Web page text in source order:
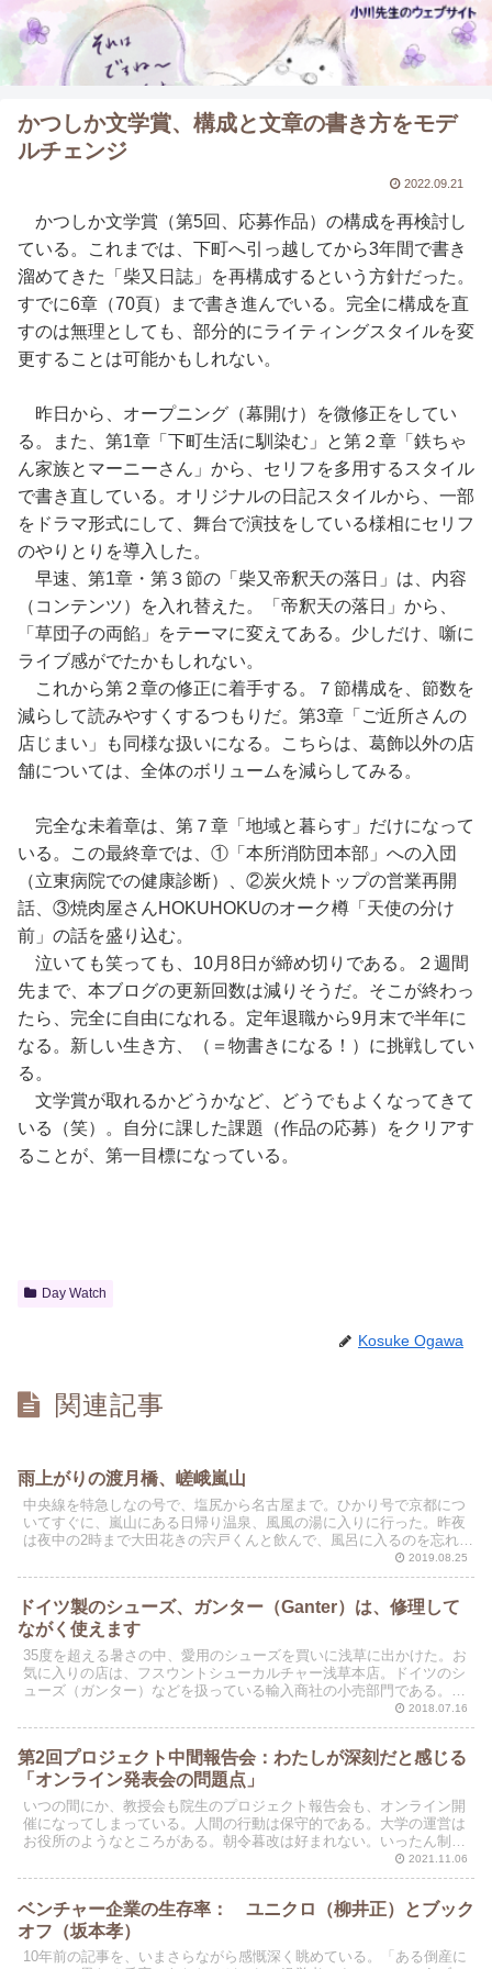
かつしか文学賞、構成と文章の書き方をモデ
ルチェンジ
2022.09.21
かつしか文学賞（第5回、応募作品）の構成を再検討し
ている。これまでは、下町へ引っ越してから3年間で書き
溜めてきた「柴又日誌」を再構成するという方針だった。
すでに6章（70頁）まで書き進んでいる。完全に構成を直
すのは無理としても、部分的にライティングスタイルを変
更することは可能かもしれない。
昨日から、オープニング（幕開け）を微修正をしてい
る。また、第1章「下町生活に馴染む」と第２章「鉄ちゃ
ん家族とマーニーさん」から、セリフを多用するスタイル
で書き直している。オリジナルの日記スタイルから、一部
をドラマ形式にして、舞台で演技をしている様相にセリフ
のやりとりを導入した。
早速、第1章・第３節の「柴又帝釈天の落日」は、内容
（コンテンツ）を入れ替えた。「帝釈天の落日」から、
「草団子の両餡」をテーマに変えてある。少しだけ、噺に
ライブ感がでたかもしれない。
これから第２章の修正に着手する。７節構成を、節数を
減らして読みやすくするつもりだ。第3章「ご近所さんの
店じまい」も同様な扱いになる。こちらは、葛飾以外の店
舗については、全体のボリュームを減らしてみる。
完全な未着章は、第７章「地域と暮らす」だけになって
いる。この最終章では、①「本所消防団本部」への入団
（立東病院での健康診断）、②炭火焼トップの営業再開
話、③焼肉屋さんHOKUHOKUのオーク樽「天使の分け
前」の話を盛り込む。
泣いても笑っても、10月8日が締め切りである。２週間
先まで、本ブログの更新回数は減りそうだ。そこが終わっ
たら、完全に自由になれる。定年退職から9月末で半年に
なる。新しい生き方、（＝物書きになる！）に挑戦してい
る。
文学賞が取れるかどうかなど、どうでもよくなってきて
いる（笑）。自分に課した課題（作品の応募）をクリアす
ることが、第一目標になっている。
Day Watch
Kosuke Ogawa
関連記事
雨上がりの渡月橋、嵯峨嵐山
中央線を特急しなの号で、塩尻から名古屋まで。ひかり号で京都につ
いてすぐに、嵐山にある日帰り温泉、風風の湯に入りに行った。昨夜
は夜中の2時まで大田花きの宍戸くんと飲んで、風呂に入るのを忘れて
2019.08.25
ドイツ製のシューズ、ガンター（Ganter）は、修理して
ながく使えます
35度を超える暑さの中、愛用のシューズを買いに浅草に出かけた。お
気に入りの店は、フスウントシューカルチャー浅草本店。ドイツのシ
ューズ（ガンター）などを扱っている輸入商社の小売部門である。こ
の店は、都営浅草線・浅草駅A2出口を出て、蔵前駅の方...
2018.07.16
第2回プロジェクト中間報告会：わたしが深刻だと感じる
「オンライン発表会の問題点」
いつの間にか、教授会も院生のプロジェクト報告会も、オンライン開
催になってしまっている。人間の行動は保守的である。大学の運営は
お役所のようなところがある。朝令暮改は好まれない。いったん制度
が変わってしまうと（今回のようにリモート会議がふつうに...2021.11.06
ベンチャー企業の生存率： ユニクロ（柳井正）とブック
オフ（坂本孝）
10年前の記事を、いまさらながら感慨深く眺めている。「ある倒産に